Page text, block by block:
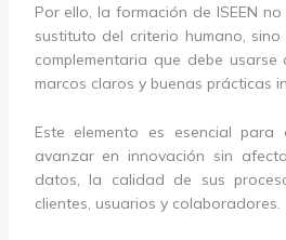
Por ello, la formación de ISEEN
sustituto del criterio humano,
complementaria que debe usarse
marcos claros y buenas prácticas
Este elemento es esencial para
avanzar en innovación sin
datos, la calidad de sus
clientes, usuarios y colaboradores.